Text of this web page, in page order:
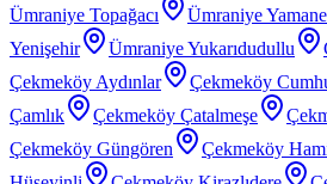
Ümraniye Topağacı
Ümraniye
Yenişehir
Ümraniye Yukarıdudullu
Çekmeköy Aydınlar
Çekmeköy
Çamlık
Çekmeköy Çatalmeşe
Çekmeköy Güngören
Çekmeköy